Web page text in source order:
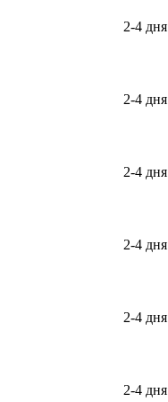
2-4 дня
2-4 дня
2-4 дня
2-4 дня
2-4 дня
2-4 дня